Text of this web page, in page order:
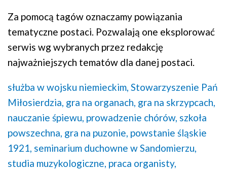
Za pomocą tagów oznaczamy powiązania
tematyczne postaci. Pozwalają one eksplorować
serwis wg wybranych przez redakcję
najważniejszych tematów dla danej postaci.
służba w wojsku niemieckim, Stowarzyszenie Pań
Miłosierdzia, gra na organach, gra na skrzypcach,
nauczanie śpiewu, prowadzenie chórów, szkoła
powszechna, gra na puzonie, powstanie śląskie
1921, seminarium duchowne w Sandomierzu,
studia muzykologiczne, praca organisty,